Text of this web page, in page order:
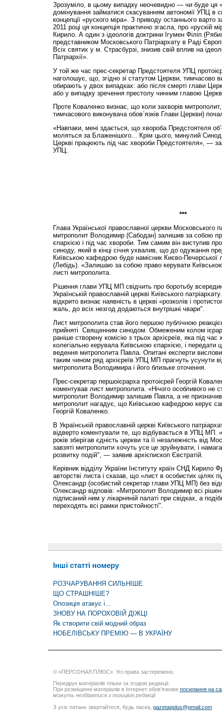
Зрозуміло, в цьому випадку неочевидно — чи буде ця
домінування займатися скасуванням автономії УПЦ в
концепції «руского міра». З приводу останнього
2011 році ця концепція практично згасла, про «рускій
Кирило. А один з ідеологів доктрини Ігумен Філіп
представником Московського Патріархату в Раді
Всіх святих у м. Страсбурзі, знизив свій вплив на
Патріархії».
У той же час прес-секретар Предстоятеля УПЦ
наголошує, що, згідно зі статутом Церкви, тимчасово
обирають у двох випадках: або після смерті глави
або у випадку зречення престолу чинним главою
Проте Коваленко визнає, що коли захворів
тимчасового виконувача обов`язків Глави Церкви)
«Навпаки, мені здається, що хвороба Предстоятеля
моляться за Блаженішого... Крім цього, минулий Синод
Церкві працюють під час хвороби Предстоятеля», —
УПЦ.
***
Глава Української православної церкви Московського
митрополит Володимир (Сабодан) залишив за собою
єпархією і під час хвороби. Тим самим він виступив
синоду, який в кінці січня ухвалив, що до одужання
Київською кафедрою буде намісник Києво-Печерської
(Лебідь). «Залишаю за собою право керувати
листі митрополита.
Рішення глави УПЦ МП свідчить про боротьбу
Українській православній церкві Київського
відкрито визнає наявність в церкві «розколів і
жаль, до всіх незгод додаються внутрішні чвари".
Лист митрополита став його першою публічною
прийняті Священним синодом. Обмеженим колом
раніше створену комісію з трьох архієреїв, яка під
колегіально керувала Київською єпархією, і передати
ведення митрополита Павла. Опитані експерти
таким чином ряд архієреїв УПЦ МП прагнуть усунути
митрополита Володимира і його близьке оточення.
Прес-секретар першоієрарха протоієрей Георгій
коментував лист митрополита. «Нічого особливого не
митрополит Володимир залишив Павла, а не
митрополит нагадує, що Київською кафедрою керує
Георгій Коваленко.
В Українській православній церкві Київського
відверто коментували те, що відбувається в УПЦ МП.
років зберігав єдність церкви та її незалежність від
завзяті митрополити хочуть усе це зруйнувати, і
розвитку подій", — заявив архієпископ Євстратій.
Керівник відділу України Інституту країн СНД Кирило
авторстві листа і сказав, що «лист в особистих цілях
Олександр (особистий секретар глави УПЦ МП) без
Олександр відповів: «Митрополит Володимир всі
підписаний ним у лікарняній палаті при свідках, а
переходять всі рамки пристойності".
Інші статті номеру
РОЗЧАРУВАННЯ СИЛЬНІШЕ
ЩО СТРАШНІШЕ?
Опозиція атакує і...
ЗНОВУ НА ПОРОХОВІЙ ДІЖЦІ
Як створити свій модний образ
НОБЕЛІВСЬКУ ПРЕМІЮ — В УКРАЇНУ
© «ПЕРСОНАЛ ПЛЮС». Усі права застережено.
Передрук матеріалів тільки за згодою редакції.
При розміщенні матеріалів в Інтернет обов’язкове посилання на
можуть незбігатися з позицією редакції
З усіх питань звертайтеся, будь ласка, gazetapplus@gmail.com